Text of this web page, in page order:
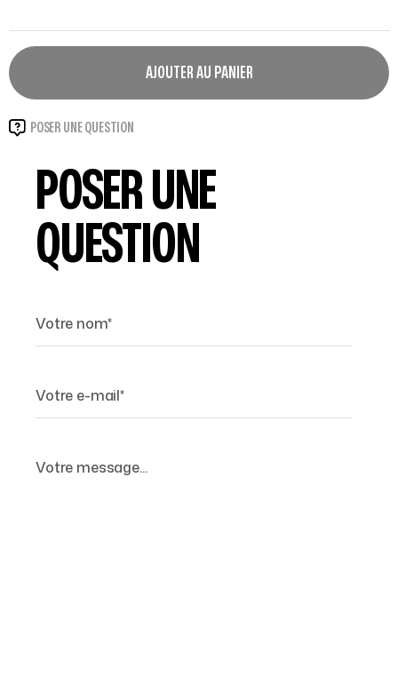
AJOUTER AU PANIER
POSER UNE QUESTION
POSER UNE
QUESTION